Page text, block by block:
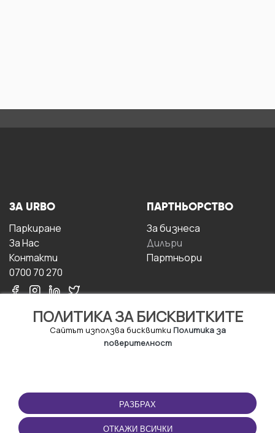
ПОЛИТИКА ЗА БИСКВИТКИТЕ
Сайтът използва бисквитки Политика за
поверителност
РАЗБРАХ
ОТКАЖИ ВСИЧКИ
ЗА URBO
Паркиране
За Hас
Контакти
0700 70 270
ПАРТНЬОРСТВО
За бизнесa
Дилъри
Партньори
ПОЛЗВАНЕ
Правила и условия за
ползване
ПРИЛОЖЕНИЕТО